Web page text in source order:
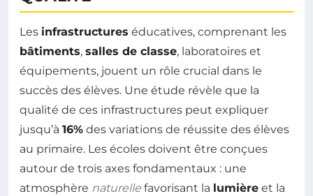
Les infrastructures éducatives, comprenant les
bâtiments, salles de classe, laboratoires et
équipements, jouent un rôle crucial dans le
succès des élèves. Une étude révèle que la
qualité de ces infrastructures peut expliquer
jusqu’à 16% des variations de réussite des élèves
au primaire. Les écoles doivent être conçues
autour de trois axes fondamentaux : une
atmosphère naturelle favorisant la lumière et la